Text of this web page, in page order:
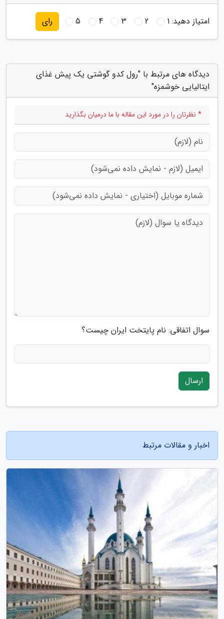
امتیاز دهید:1
2
3
4
5 رای
دیدگاه های مرتبط با "رول کدو گوشتی یک پیش غذای
ایتالیایی خوشمزه"
* نظرتان را در مورد این مقاله با ما درمیان بگذارید
سوال اتفاقی: نام پایتخت ایران چیست؟
ارسال
اخبار و مقالات مرتبط